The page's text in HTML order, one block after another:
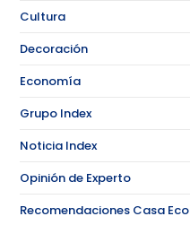
Cultura
Decoración
Economía
Grupo Index
Noticia Index
Opinión de Experto
Recomendaciones Casa